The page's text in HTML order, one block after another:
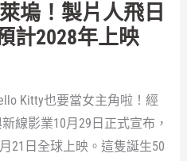
塢！製片人飛日
計2028年上映
Kitty也要當女主角啦！經
線影業10月29日正式宣布，
21日全球上映。這隻誕生50